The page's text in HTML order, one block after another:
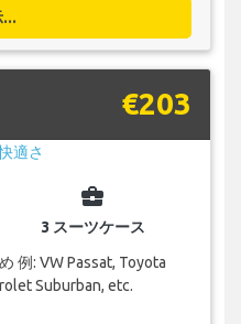
...
€203
business_center
3 スーツケース
例: VW Passat, Toyota
Suburban, etc.